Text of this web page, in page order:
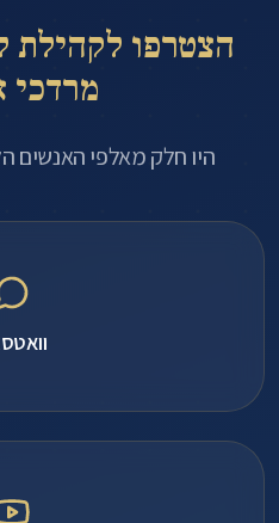
הצטרפו לקהילת
מרדכי
היו חלק מאלפי האנשים